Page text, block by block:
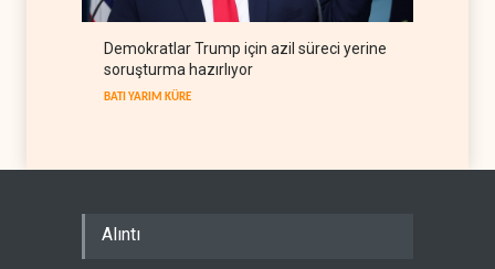
Demokratlar Trump için azil süreci yerine
soruşturma hazırlıyor
BATI YARIM KÜRE
Alıntı